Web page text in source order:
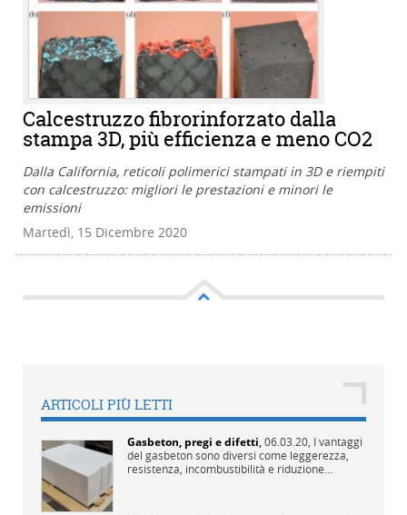
Calcestruzzo fibrorinforzato dalla
stampa 3D, più efficienza e meno CO2
Dalla California, reticoli polimerici stampati in 3D e riempiti
con calcestruzzo: migliori le prestazioni e minori le
emissioni
Martedì, 15 Dicembre 2020
ARTICOLI PIÙ LETTI
Gasbeton, pregi e difetti,06.03.20, I vantaggi
del gasbeton sono diversi come leggerezza,
resistenza, incombustibilità e riduzione...